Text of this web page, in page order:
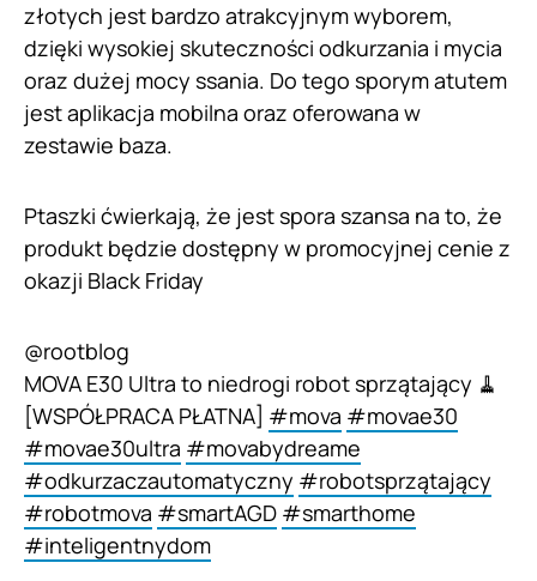
złotych jest bardzo atrakcyjnym wyborem,
dzięki wysokiej skuteczności odkurzania i mycia
oraz dużej mocy ssania. Do tego sporym atutem
jest aplikacja mobilna oraz oferowana w
zestawie baza.
Ptaszki ćwierkają, że jest spora szansa na to, że
produkt będzie dostępny w promocyjnej cenie z
okazji Black Friday
@rootblog
MOVA E30 Ultra to niedrogi robot sprzątający 🧹
[WSPÓŁPRACA PŁATNA] #mova #movae30
#movae30ultra #movabydreame
#odkurzaczautomatyczny #robotsprzątający
#robotmova #smartAGD #smarthome
#inteligentnydom